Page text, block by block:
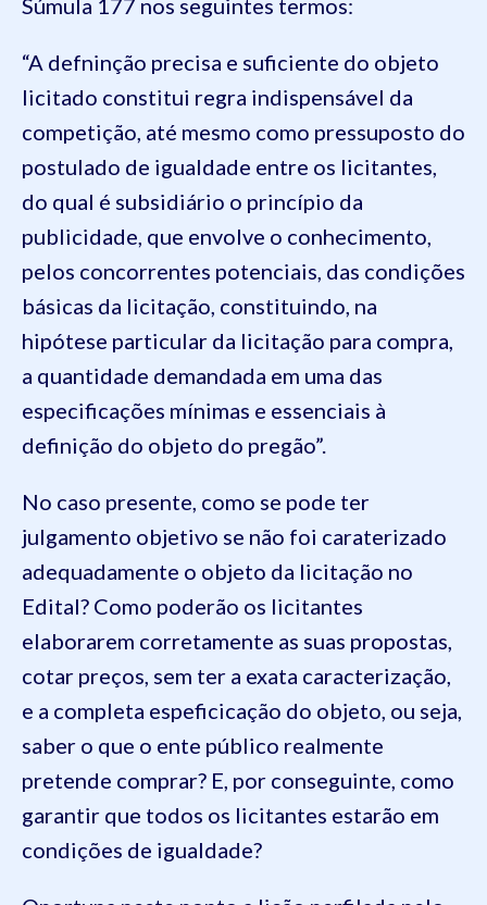
Súmula 177 nos seguintes termos:
“A defninção precisa e suficiente do objeto
licitado constitui regra indispensável da
competição, até mesmo como pressuposto do
postulado de igualdade entre os licitantes,
do qual é subsidiário o princípio da
publicidade, que envolve o conhecimento,
pelos concorrentes potenciais, das condições
básicas da licitação, constituindo, na
hipótese particular da licitação para compra,
a quantidade demandada em uma das
especificações mínimas e essenciais à
definição do objeto do pregão”.
No caso presente, como se pode ter
julgamento objetivo se não foi caraterizado
adequadamente o objeto da licitação no
Edital? Como poderão os licitantes
elaborarem corretamente as suas propostas,
cotar preços, sem ter a exata caracterização,
e a completa espeficicação do objeto, ou seja,
saber o que o ente público realmente
pretende comprar? E, por conseguinte, como
garantir que todos os licitantes estarão em
condições de igualdade?